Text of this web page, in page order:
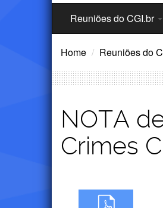
Menu
Reuniões do CGI.br
Home Reuniões do
NOTA
Crimes